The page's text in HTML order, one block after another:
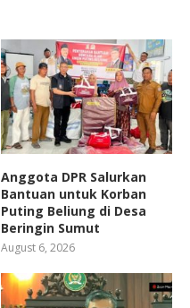
Anggota DPR Salurkan
Bantuan untuk Korban
Puting Beliung di Desa
Beringin Sumut
August 6, 2026